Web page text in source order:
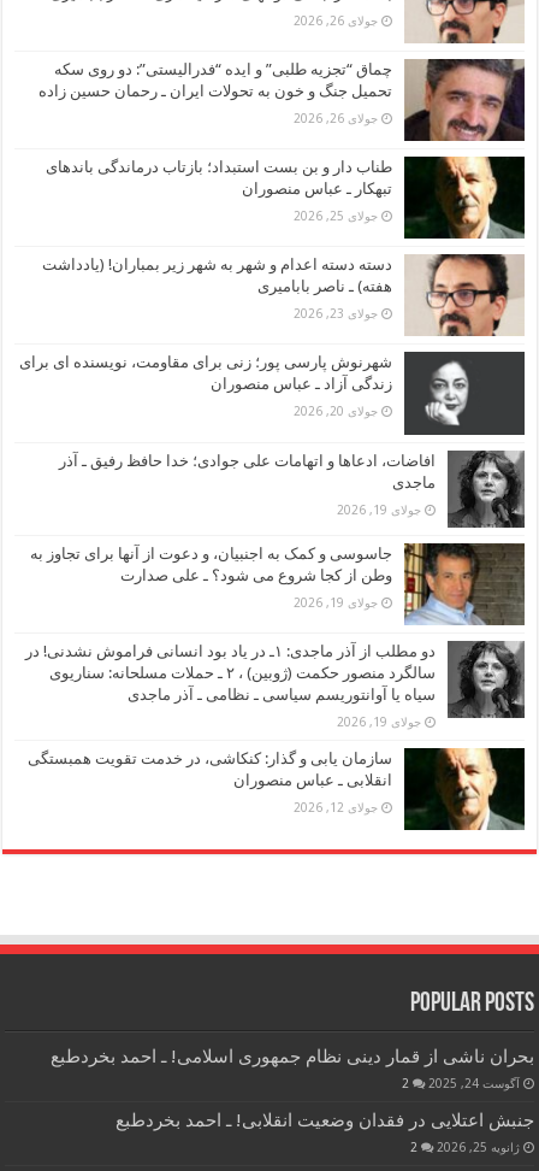
جولای 26, 2026
چماق “تجزیه طلبی” و ایده “فدرالیستی”: دو روی سکه
تحمیل جنگ و خون به تحولات ایران ـ رحمان حسین زاده
جولای 26, 2026
طناب دار و بن بست استبداد؛ بازتاب درماندگی باندهای
تبهکار ـ عباس منصوران
جولای 25, 2026
دسته دسته اعدام و شهر به شهر زیر بمباران! (یادداشت
هفته) ـ ناصر بابامیری
جولای 23, 2026
شهرنوش پارسی پور؛ زنی برای مقاومت، نویسنده ای برای
زندگی آزاد ـ عباس منصوران
جولای 20, 2026
افاضات، ادعاها و اتهامات علی جوادی؛ خدا حافظ رفیق ـ آذر
ماجدی
جولای 19, 2026
جاسوسی و کمک به اجنبیان، و دعوت از آنها برای تجاوز به
وطن از کجا شروع می شود؟ ـ علی صدارت
جولای 19, 2026
دو مطلب از آذر ماجدی: ۱ـ در یاد بود انسانی فراموش نشدنی! در
سالگرد منصور حکمت (ژوبین) ، ۲ ـ حملات مسلحانه: سناریوی
سیاه یا آوانتوریسم سیاسی ـ نظامی ـ آذر ماجدی
جولای 19, 2026
سازمان یابی و گذار: کنکاشی، در خدمت تقویت همبستگی
انقلابی ـ عباس منصوران
جولای 12, 2026
Popular Posts
بحران ناشی از قمار دینی نظام جمهوری اسلامی! ـ احمد بخردطبع
آگوست 24, 2025 2
جنبش اعتلایی در فقدان وضعیت انقلابی! ـ احمد بخردطبع
ژانویه 25, 2026 2